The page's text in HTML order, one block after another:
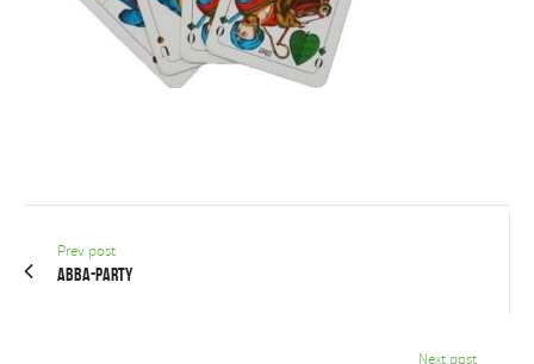
Prev post
ABBA-Party
Next post